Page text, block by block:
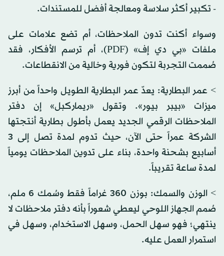
- تكبير أكثر سلاسة ومعالجة أفضل للمستندات.
وسواء أكنت تدون الملاحظات، أم تضع علامات على
ملفات «بي دي إف» (PDF)، أم ترسم الأفكار، فقد
صُممت التجربة لتكون فورية وخالية من الانقطاعات.
> عمر البطارية: يعدّ عمر البطارية الطويل واحداً من أبرز
ميزات «بيبر بيور». وتقول «ريماركبل» إن دفتر
الملاحظات الرقمي الجديد يعمل بأطول بطارية أنتجتها
الشركة عمراً حتى الآن، حيث تدوم لمدة تصل إلى 3
أسابيع بشحنة واحدة، بناء على تدوين الملاحظات يومياً
لمدة ساعة تقريباً.
> الوزن والسمك: بوزن 360 غراماً فقط وسُمك 6 ملم،
صُمم الجهاز اللوحي ليعطي شعوراً بأنه دفتر ملاحظات لا
ينتهي؛ فهو سهل الحمل، وسهل الاستخدام، وسهل في
استمرار العمل عليه.